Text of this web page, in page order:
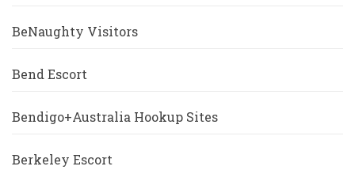
BeNaughty Visitors
Bend Escort
Bendigo+Australia Hookup Sites
Berkeley Escort